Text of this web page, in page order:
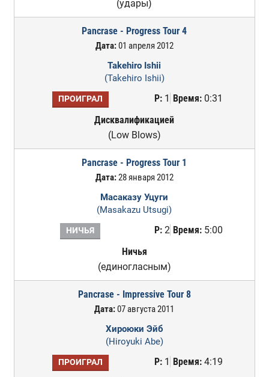
(удары)
Pancrase - Progress Tour 4
Дата:01 апреля 2012
Takehiro Ishii
(Takehiro Ishii)
ПРОИГРАЛ Р:1 Время:0:31
Дисквалификацией
(Low Blows)
Pancrase - Progress Tour 1
Дата:28 января 2012
Масаказу Уцуги
(Masakazu Utsugi)
НИЧЬЯ Р:2 Время:5:00
Ничья
(единогласным)
Pancrase - Impressive Tour 8
Дата:07 августа 2011
Хироюки Эйб
(Hiroyuki Abe)
ПРОИГРАЛ Р:1 Время:4:19